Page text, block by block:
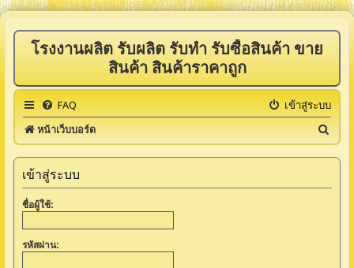
โรงงานผลิต รับผลิต รับทำ รับซื้อสินค้า ขาย
สินค้า สินค้าราคาถูก
FAQ
เข้าสู่ระบบ
หน้าเว็บบอร์ด
น
า
เข้าสู่ระบบ
ชื่อผู้ใช้:
รหัสผ่าน: